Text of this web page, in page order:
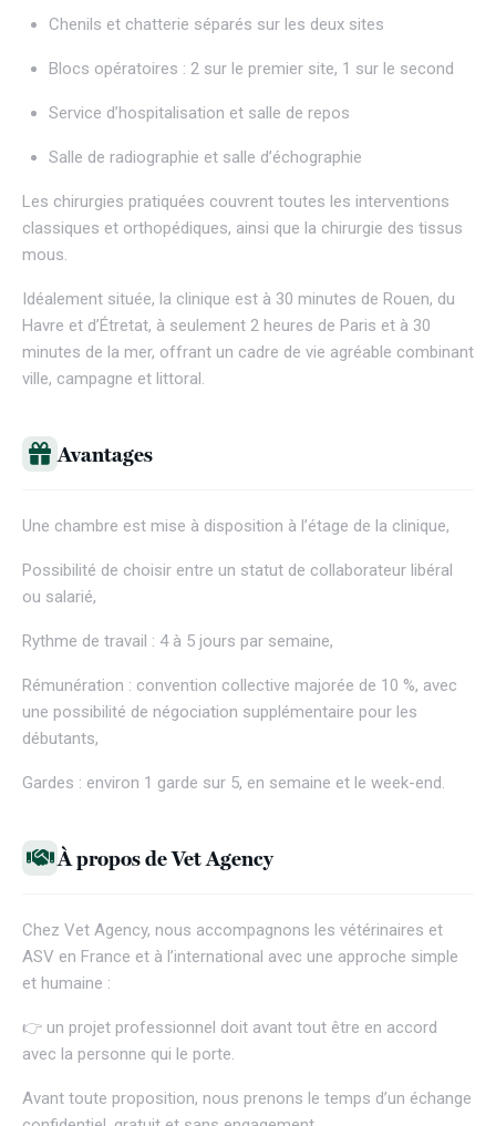
Chenils et chatterie séparés sur les deux sites
Blocs opératoires : 2 sur le premier site, 1 sur le second
Service d’hospitalisation et salle de repos
Salle de radiographie et salle d’échographie
Les chirurgies pratiquées couvrent toutes les interventions
classiques et orthopédiques, ainsi que la chirurgie des tissus
mous.
Idéalement située, la clinique est à 30 minutes de Rouen, du
Havre et d’Étretat, à seulement 2 heures de Paris et à 30
minutes de la mer, offrant un cadre de vie agréable combinant
ville, campagne et littoral.
Avantages
Une chambre est mise à disposition à l’étage de la clinique,
Possibilité de choisir entre un statut de collaborateur libéral
ou salarié,
Rythme de travail : 4 à 5 jours par semaine,
Rémunération : convention collective majorée de 10 %, avec
une possibilité de négociation supplémentaire pour les
débutants,
Gardes : environ 1 garde sur 5, en semaine et le week-end.
À propos de Vet Agency
Chez Vet Agency, nous accompagnons les vétérinaires et
ASV en France et à l’international avec une approche simple
et humaine :
👉 un projet professionnel doit avant tout être en accord
avec la personne qui le porte.
Avant toute proposition, nous prenons le temps d’un échange